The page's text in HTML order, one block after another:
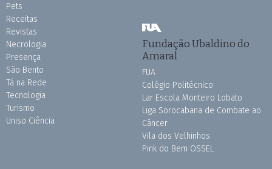
Pets
Receitas
Revistas
Necrologia
Presença
São Bento
Tá na Rede
Tecnologia
Turismo
Uniso Ciência
Fundação Ubaldino do
Amaral
FUA
Colégio Politécnico
Lar Escola Monteiro Lobato
Liga Sorocabana de Combate ao
Câncer
Vila dos Velhinhos
Pink do Bem OSSEL